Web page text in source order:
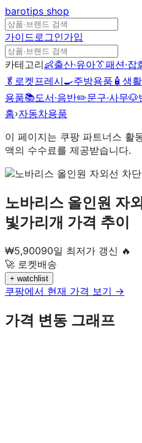
barotips shop
가이드로그인가입
카테고리👶출산·유아👔패션·잡
🥬 로켓프레시🍳주방용품 🧴 생
용품📚도서·음반✏️문구·사무🐶
홈›자동차용품
이 페이지는 쿠팡 파트너스 활
액의 수수료를 제공받습니다.
노바리스 올인원 자
빛가리개 가격 추이
₩5,90090일 최저가 갱신 🔥
🚀 로켓배송
+ watchlist
쿠팡에서 현재 가격 보기 →
가격 변동 그래프